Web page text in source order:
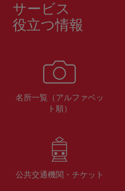
サービス
役立つ情報
名所一覧（アルファベッ
ト順）
公共交通機関・チケット